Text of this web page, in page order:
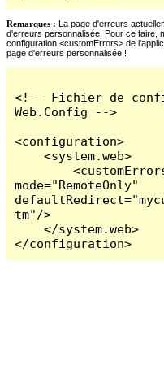
Remarques : La page d'erreurs
d'erreurs personnalisée. Pour ce faire,
configuration <customErrors> de
page d'erreurs personnalisée !
<!-- Fichier de
Web.Config -->
<configuration>
    <system.web>
        <customErrors
mode="RemoteOnly"
tm"/>
    </system.web>
</configuration>